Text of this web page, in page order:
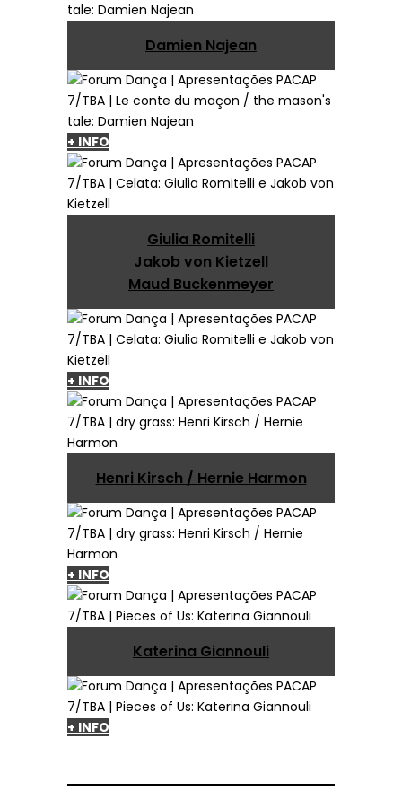
Damien Najean
+ INFO
Giulia Romitelli
Jakob von Kietzell
Maud Buckenmeyer
+ INFO
Henri Kirsch / Hernie Harmon
+ INFO
Katerina Giannouli
+ INFO